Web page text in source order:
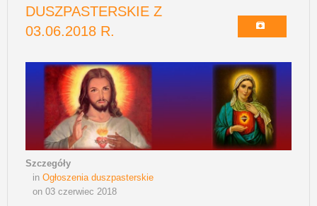
DUSZPASTERSKIE Z
03.06.2018 R.
Szczegóły
in Ogłoszenia duszpasterskie
on 03 czerwiec 2018